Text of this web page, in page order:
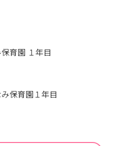
育園 １年目
保育園１年目